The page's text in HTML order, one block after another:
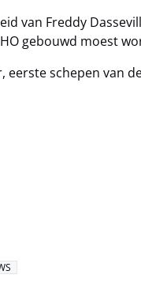
van Freddy
gebouwd moest
eerste schepen van